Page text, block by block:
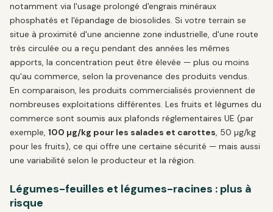
notamment via l'usage prolongé d'engrais minéraux
phosphatés et l'épandage de biosolides. Si votre terrain se
situe à proximité d'une ancienne zone industrielle, d'une route
très circulée ou a reçu pendant des années les mêmes
apports, la concentration peut être élevée — plus ou moins
qu'au commerce, selon la provenance des produits vendus.
En comparaison, les produits commercialisés proviennent de
nombreuses exploitations différentes. Les fruits et légumes du
commerce sont soumis aux plafonds réglementaires UE (par
exemple, 100 µg/kg pour les salades et carottes, 50 µg/kg
pour les fruits), ce qui offre une certaine sécurité — mais aussi
une variabilité selon le producteur et la région.
Légumes-feuilles et légumes-racines : plus à
risque